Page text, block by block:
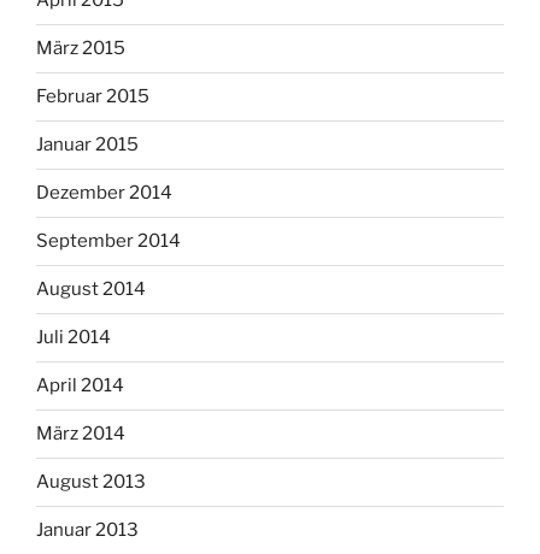
März 2015
Februar 2015
Januar 2015
Dezember 2014
September 2014
August 2014
Juli 2014
April 2014
März 2014
August 2013
Januar 2013